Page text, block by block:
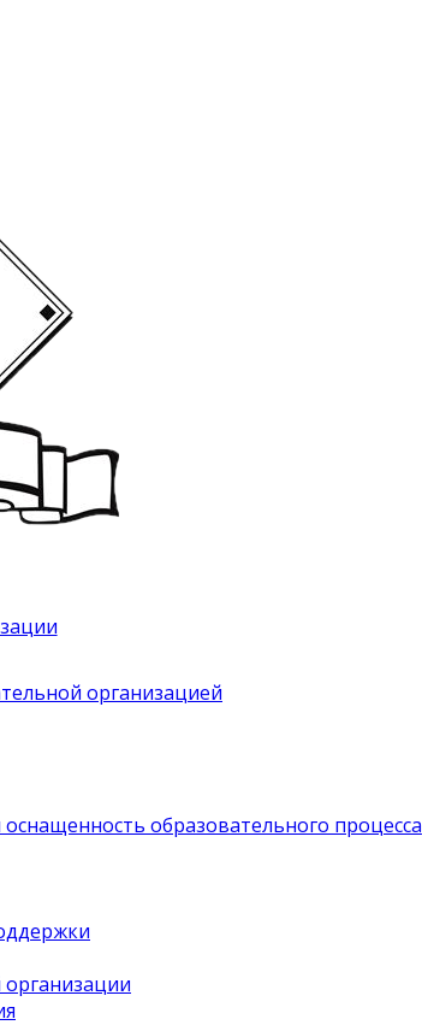
организацией
образовательного процесса